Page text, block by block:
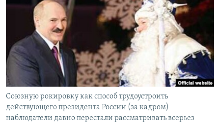
РАСПИСАНИЕ ВЕЩАНИЯ
ПОДПИШИТЕСЬ НА РАССЫЛКУ
СОЦИАЛЬНЫЕ СЕТИ
Все сайты РСЕ/РС
Союзную рокировку как способ трудоустроить
действующего президента России (за кадром)
наблюдатели давно перестали рассматривать всерьез